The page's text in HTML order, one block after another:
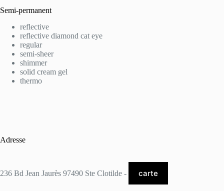
Semi-permanent
reflective
reflective diamond cat eye
regular
semi-sheer
shimmer
solid cream gel
thermo
Adresse
236 Bd Jean Jaurès 97490 Ste Clotilde - carte